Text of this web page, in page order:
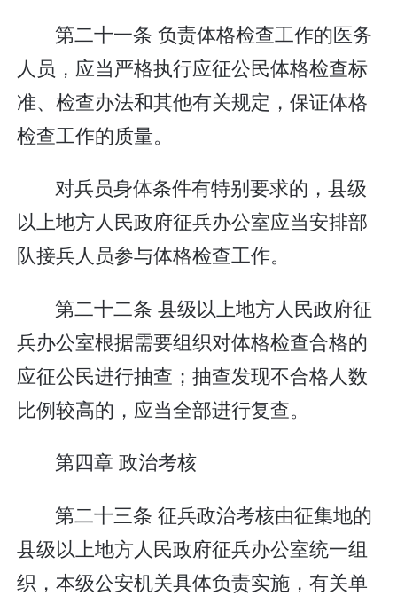
第二十一条 负责体格检查工作的医务
人员，应当严格执行应征公民体格检查标
准、检查办法和其他有关规定，保证体格
检查工作的质量。
对兵员身体条件有特别要求的，县级
以上地方人民政府征兵办公室应当安排部
队接兵人员参与体格检查工作。
第二十二条 县级以上地方人民政府征
兵办公室根据需要组织对体格检查合格的
应征公民进行抽查；抽查发现不合格人数
比例较高的，应当全部进行复查。
第四章 政治考核
第二十三条 征兵政治考核由征集地的
县级以上地方人民政府征兵办公室统一组
织，本级公安机关具体负责实施，有关单